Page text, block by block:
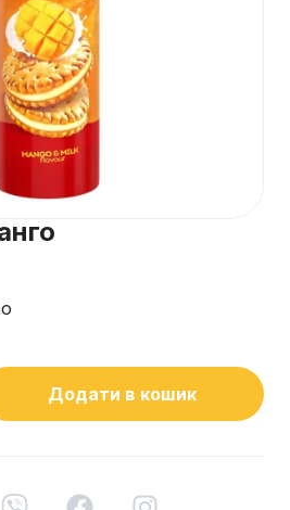
Додати в кошик